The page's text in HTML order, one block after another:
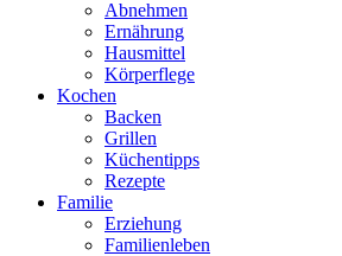
Abnehmen
Ernährung
Hausmittel
Körperflege
Kochen
Backen
Grillen
Küchentipps
Rezepte
Familie
Erziehung
Familienleben